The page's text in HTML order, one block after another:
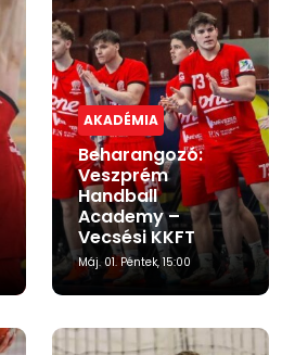
AKADÉMIA
Beharangozó:
Veszprém
Handball
Academy –
Vecsési KKFT
Máj. 01. Péntek, 15:00